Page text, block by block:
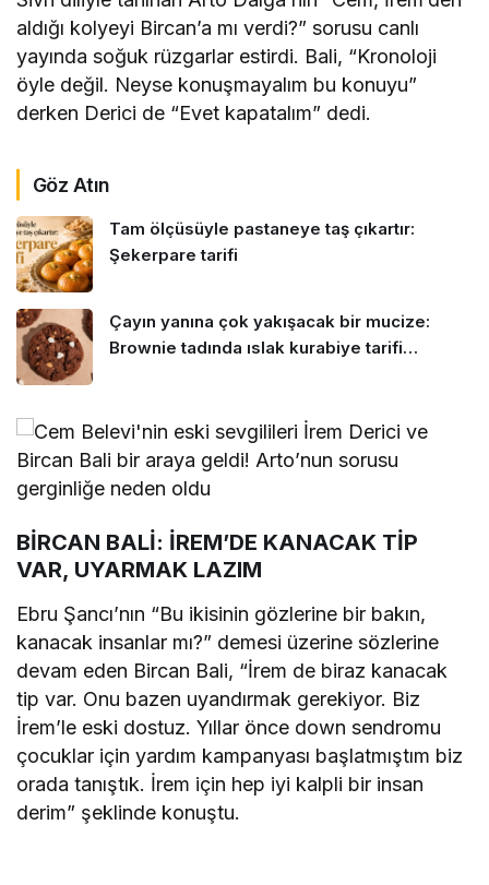
aldığı kolyeyi Bircan’a mı verdi?” sorusu canlı
yayında soğuk rüzgarlar estirdi. Bali, “Kronoloji
öyle değil. Neyse konuşmayalım bu konuyu”
derken Derici de “Evet kapatalım” dedi.
Göz Atın
Tam ölçüsüyle pastaneye taş çıkartır:
Şekerpare tarifi
Çayın yanına çok yakışacak bir mucize:
Brownie tadında ıslak kurabiye tarifi…
BİRCAN BALİ: İREM’DE KANACAK TİP
VAR, UYARMAK LAZIM
Ebru Şancı’nın “Bu ikisinin gözlerine bir bakın,
kanacak insanlar mı?” demesi üzerine sözlerine
devam eden Bircan Bali, “İrem de biraz kanacak
tip var. Onu bazen uyandırmak gerekiyor. Biz
İrem’le eski dostuz. Yıllar önce down sendromu
çocuklar için yardım kampanyası başlatmıştım biz
orada tanıştık. İrem için hep iyi kalpli bir insan
derim” şeklinde konuştu.